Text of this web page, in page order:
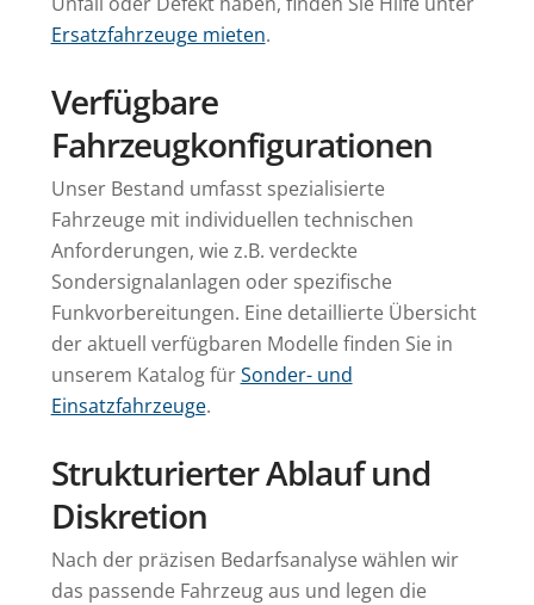
Ersatzfahrzeuge mieten.
Verfügbare
Fahrzeugkonfigurationen
Unser Bestand umfasst spezialisierte
Fahrzeuge mit individuellen technischen
Anforderungen, wie z.B. verdeckte
Sondersignalanlagen oder spezifische
Funkvorbereitungen. Eine detaillierte Übersicht
der aktuell verfügbaren Modelle finden Sie in
unserem Katalog fürSonder- und
Einsatzfahrzeuge.
Strukturierter Ablauf und
Diskretion
Nach der präzisen Bedarfsanalyse wählen wir
das passende Fahrzeug aus und legen die